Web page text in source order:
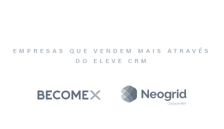
EMPRESAS QUE VENDEM MAIS ATRAVÉS
DO ELEVE CRM